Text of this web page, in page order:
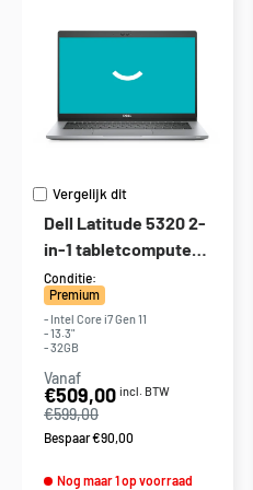
Vergelijk dit
Dell Latitude 5320 2-
in-1 tabletcomputer |
i7-1185G7 | 13.3"
Conditie:
Premium
- Intel Core i7 Gen 11
- 13.3"
- 32GB
Vanaf
Actieprijs
€509,00 incl. BTW
€599,00
Bespaar €90,00
Nog maar 1 op voorraad